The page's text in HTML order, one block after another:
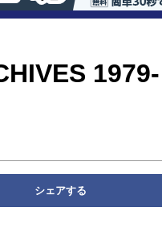
1979-
シェアする